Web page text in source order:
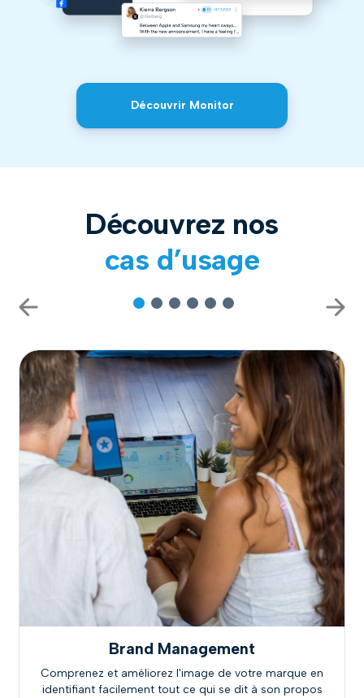
Découvrir Monitor
Découvrez nos
cas d’usage
Brand Management
Comprenez et améliorez l'image de votre marque en
identifiant facilement tout ce qui se dit à son propos